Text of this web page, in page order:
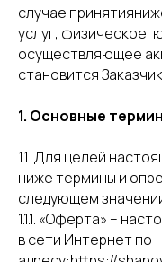
случае
услуг, физическое,
осуществляющее
становится
1. Основные
1.1. Для целей
ниже термины и
следующем
1.1.1. «Оферта» –
в сети Интернет по